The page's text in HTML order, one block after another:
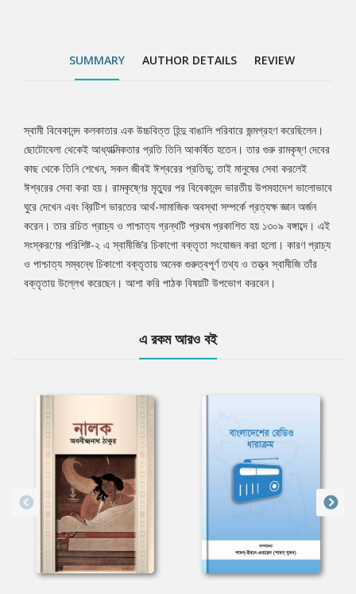
SUMMARY AUTHOR DETAILS REVIEW
Tab
Article
স্বামী বিবেকানন্দ কলকাতার এক উচ্চবিত্ত হিন্দু বাঙালি পরিবারে জন্মগ্রহণ করেছিলেন।
ছোটোবেলা থেকেই আধ্যাত্মিকতার প্রতি তিনি আকর্ষিত হতেন। তার গুরু রামকৃষ্ণ দেবের
কাছ থেকে তিনি শেখেন, সকল জীবই ঈশ্বরের প্রতিভূ; তাই মানুষের সেবা করলেই
ঈশ্বরের সেবা করা হয়। রামকৃষ্ণের মৃত্যুর পর বিবেকানন্দ ভারতীয় উপমহাদেশ ভালোভাবে
ঘুরে দেখেন এবং ব্রিটিশ ভারতের আর্থ-সামাজিক অবস্থা সম্পর্কে প্রত্যক্ষ জ্ঞান অর্জন
করেন। তার রচিত প্রাচ্য ও পাশ্চাত্য গ্রন্থটি প্রথম প্রকাশিত হয় ১৩০৯ বঙ্গাব্দে। এই
সংস্করণের পরিশিষ্ট-২ এ স্বামীজি’র চিকাগো বক্তৃতা সংযোজন করা হলো। কারণ প্রাচ্য
ও পাশ্চাত্য সম্বন্ধে চিকাগো বক্তৃতায় অনেক গুরুত্বপূর্ণ তথ্য ও তত্ত্ব স্বামীজি তাঁর
বক্তৃতায় উল্লেখ করেছেন। আশা করি পাঠক বিষয়টি উপভোগ করবেন।
এ রকম আরও বই